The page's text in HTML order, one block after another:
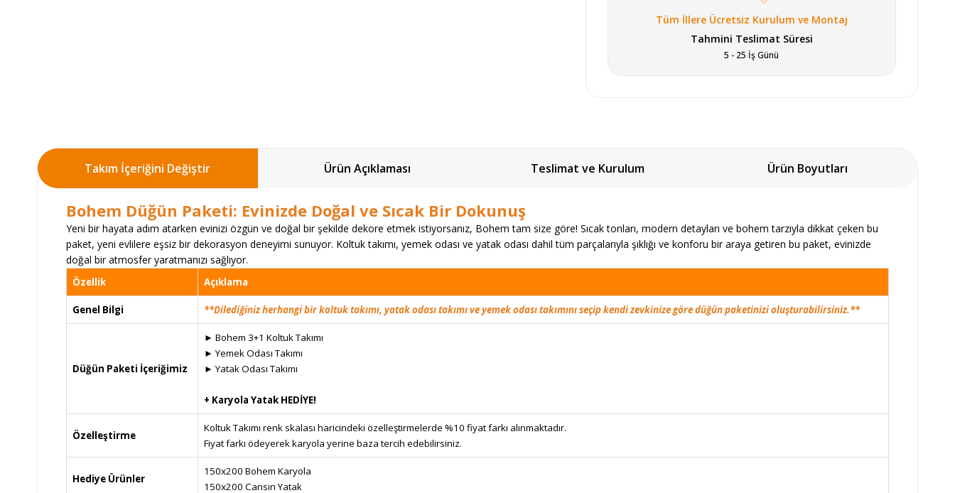
Tüm İllere Ücretsiz Kurulum ve Montaj
Tahmini Teslimat Süresi
5 - 25 İş Günü
Takım İçeriğini Değiştir Ürün Açıklaması Teslimat ve Kurulum Ürün Boyutları
Bohem Düğün Paketi: Evinizde Doğal ve Sıcak Bir Dokunuş
Yeni bir hayata adım atarken evinizi özgün ve doğal bir şekilde dekore etmek istiyorsanız, Bohem tam size göre! Sıcak tonları, modern detayları ve bohem tarzıyla dikkat çeken bu
paket, yeni evlilere eşsiz bir dekorasyon deneyimi sunuyor. Koltuk takımı, yemek odası ve yatak odası dahil tüm parçalarıyla şıklığı ve konforu bir araya getiren bu paket, evinizde
doğal bir atmosfer yaratmanızı sağlıyor.
Özellik Açıklama
Genel Bilgi **Dilediğiniz herhangi bir koltuk takımı, yatak odası takımı ve yemek odası takımını seçip kendi zevkinize göre düğün paketinizi oluşturabilirsiniz.**
Düğün Paketi İçeriğimiz
► Bohem 3+1 Koltuk Takımı
► Yemek Odası Takımı
► Yatak Odası Takımı
+ Karyola Yatak HEDİYE!
Özelleştirme
Koltuk Takımı renk skalası haricindeki özelleştirmelerde %10 fiyat farkı alınmaktadır.
Fiyat farkı ödeyerek karyola yerine baza tercih edebilirsiniz.
Hediye Ürünler
150x200 Bohem Karyola
150x200 Cansın Yatak